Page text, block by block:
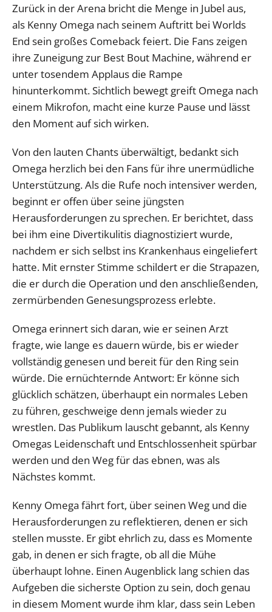
Zurück in der Arena bricht die Menge in Jubel aus,
als Kenny Omega nach seinem Auftritt bei Worlds
End sein großes Comeback feiert. Die Fans zeigen
ihre Zuneigung zur Best Bout Machine, während er
unter tosendem Applaus die Rampe
hinunterkommt. Sichtlich bewegt greift Omega nach
einem Mikrofon, macht eine kurze Pause und lässt
den Moment auf sich wirken.
Von den lauten Chants überwältigt, bedankt sich
Omega herzlich bei den Fans für ihre unermüdliche
Unterstützung. Als die Rufe noch intensiver werden,
beginnt er offen über seine jüngsten
Herausforderungen zu sprechen. Er berichtet, dass
bei ihm eine Divertikulitis diagnostiziert wurde,
nachdem er sich selbst ins Krankenhaus eingeliefert
hatte. Mit ernster Stimme schildert er die Strapazen,
die er durch die Operation und den anschließenden,
zermürbenden Genesungsprozess erlebte.
Omega erinnert sich daran, wie er seinen Arzt
fragte, wie lange es dauern würde, bis er wieder
vollständig genesen und bereit für den Ring sein
würde. Die ernüchternde Antwort: Er könne sich
glücklich schätzen, überhaupt ein normales Leben
zu führen, geschweige denn jemals wieder zu
wrestlen. Das Publikum lauscht gebannt, als Kenny
Omegas Leidenschaft und Entschlossenheit spürbar
werden und den Weg für das ebnen, was als
Nächstes kommt.
Kenny Omega fährt fort, über seinen Weg und die
Herausforderungen zu reflektieren, denen er sich
stellen musste. Er gibt ehrlich zu, dass es Momente
gab, in denen er sich fragte, ob all die Mühe
überhaupt lohne. Einen Augenblick lang schien das
Aufgeben die sicherste Option zu sein, doch genau
in diesem Moment wurde ihm klar, dass sein Leben